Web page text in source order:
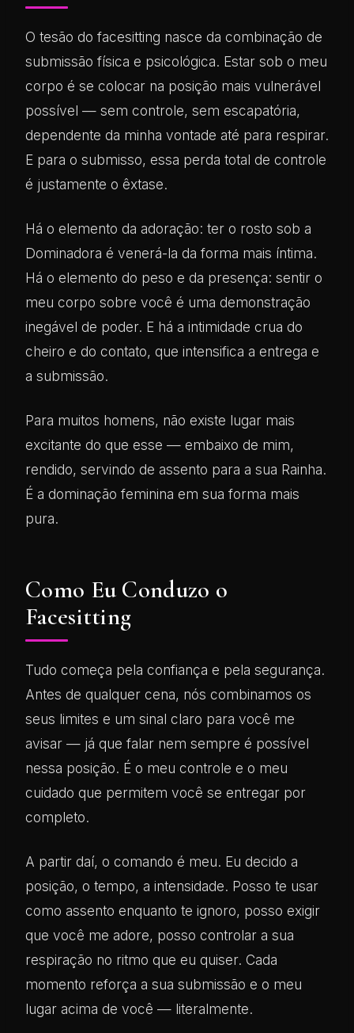
O tesão do facesitting nasce da combinação de
submissão física e psicológica. Estar sob o meu
corpo é se colocar na posição mais vulnerável
possível — sem controle, sem escapatória,
dependente da minha vontade até para respirar.
E para o submisso, essa perda total de controle
é justamente o êxtase.
Há o elemento da adoração: ter o rosto sob a
Dominadora é venerá-la da forma mais íntima.
Há o elemento do peso e da presença: sentir o
meu corpo sobre você é uma demonstração
inegável de poder. E há a intimidade crua do
cheiro e do contato, que intensifica a entrega e
a submissão.
Para muitos homens, não existe lugar mais
excitante do que esse — embaixo de mim,
rendido, servindo de assento para a sua Rainha.
É a dominação feminina em sua forma mais
pura.
Como Eu Conduzo o
Facesitting
Tudo começa pela confiança e pela segurança.
Antes de qualquer cena, nós combinamos os
seus limites e um sinal claro para você me
avisar — já que falar nem sempre é possível
nessa posição. É o meu controle e o meu
cuidado que permitem você se entregar por
completo.
A partir daí, o comando é meu. Eu decido a
posição, o tempo, a intensidade. Posso te usar
como assento enquanto te ignoro, posso exigir
que você me adore, posso controlar a sua
respiração no ritmo que eu quiser. Cada
momento reforça a sua submissão e o meu
lugar acima de você — literalmente.